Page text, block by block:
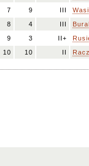
7
9 III
8
4 III
9
3 II+
10
10 II